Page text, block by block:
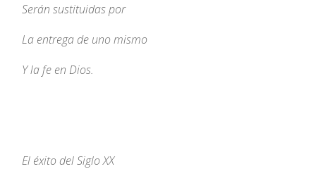
Serán sustituidas por
La entrega de uno mismo
Y la fe en Dios.
El éxito del Siglo XX